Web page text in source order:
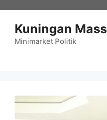
Kuningan Mass
Minimarket Politik